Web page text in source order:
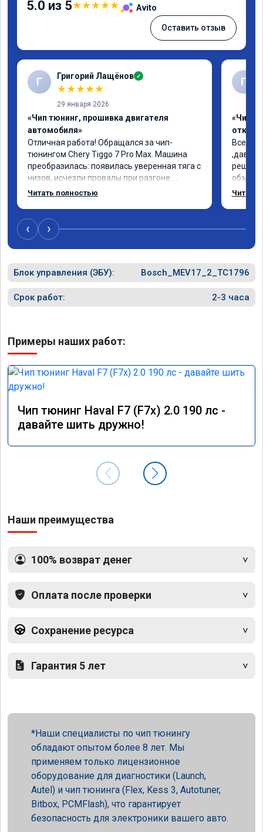
5.0 из 5★★★★★ Avito
Оставить отзыв
Г Григорий Лащёнов ✓
★★★★★
29 января 2026
«Чип тюнинг, прошивка двигателя
автомобиля»
Отличная работа! Обращался за чип-
тюнингом Chery Tiggo 7 Pro Max. Машина
преобразилась: появилась уверенная тяга с
низов, исчезли провалы при разгоне.
Расход в спокойном режиме даже немного
всем, кто сомневается.
Читать полностью
Г
«Чип
Всем
,давно
сумму
Читать
‹ ›
Блок управления (ЭБУ): Bosch_MEV17_2_TC1796
Срок работ: 2-3 часа
Примеры наших работ:
Чип тюнинг Haval F7 (F7x) 2.0 190 лс -
давайте шить дружно!
Наши преимущества
100% возврат денег
Оплата после проверки
Сохранение ресурса
Гарантия 5 лет
Наши специалисты по чип тюнингу
обладают опытом более 8 лет. Мы
применяем только лицензионное
оборудование для диагностики (Launch,
Autel) и чип тюнинга (Flex, Kess 3, Autotuner,
Bitbox, PCMFlash), что гарантирует
безопасность для электроники вашего авто.